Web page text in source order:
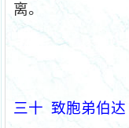
离。
三十 致胞弟伯达